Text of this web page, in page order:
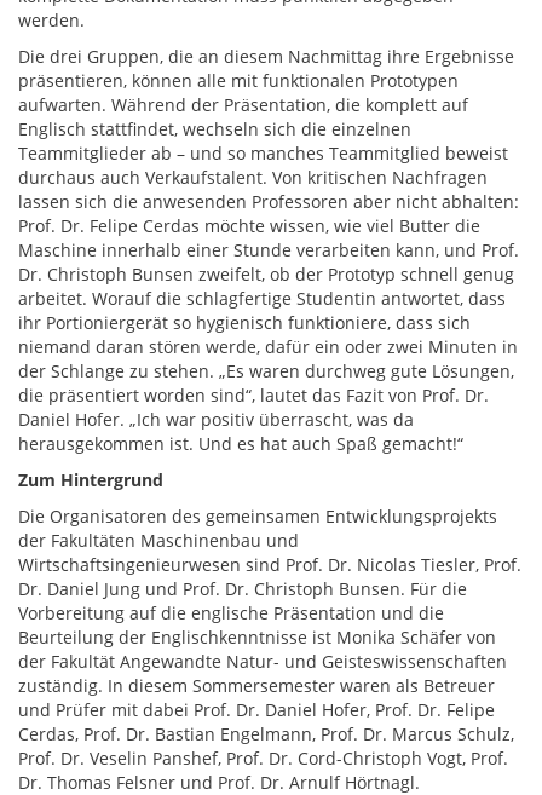
werden.
Die drei Gruppen, die an diesem Nachmittag ihre Ergebnisse
präsentieren, können alle mit funktionalen Prototypen
aufwarten. Während der Präsentation, die komplett auf
Englisch stattfindet, wechseln sich die einzelnen
Teammitglieder ab – und so manches Teammitglied beweist
durchaus auch Verkaufstalent. Von kritischen Nachfragen
lassen sich die anwesenden Professoren aber nicht abhalten:
Prof. Dr. Felipe Cerdas möchte wissen, wie viel Butter die
Maschine innerhalb einer Stunde verarbeiten kann, und Prof.
Dr. Christoph Bunsen zweifelt, ob der Prototyp schnell genug
arbeitet. Worauf die schlagfertige Studentin antwortet, dass
ihr Portioniergerät so hygienisch funktioniere, dass sich
niemand daran stören werde, dafür ein oder zwei Minuten in
der Schlange zu stehen. „Es waren durchweg gute Lösungen,
die präsentiert worden sind“, lautet das Fazit von Prof. Dr.
Daniel Hofer. „Ich war positiv überrascht, was da
herausgekommen ist. Und es hat auch Spaß gemacht!“
Zum Hintergrund
Die Organisatoren des gemeinsamen Entwicklungsprojekts
der Fakultäten Maschinenbau und
Wirtschaftsingenieurwesen sind Prof. Dr. Nicolas Tiesler, Prof.
Dr. Daniel Jung und Prof. Dr. Christoph Bunsen. Für die
Vorbereitung auf die englische Präsentation und die
Beurteilung der Englischkenntnisse ist Monika Schäfer von
der Fakultät Angewandte Natur- und Geisteswissenschaften
zuständig. In diesem Sommersemester waren als Betreuer
und Prüfer mit dabei Prof. Dr. Daniel Hofer, Prof. Dr. Felipe
Cerdas, Prof. Dr. Bastian Engelmann, Prof. Dr. Marcus Schulz,
Prof. Dr. Veselin Panshef, Prof. Dr. Cord-Christoph Vogt, Prof.
Dr. Thomas Felsner und Prof. Dr. Arnulf Hörtnagl.